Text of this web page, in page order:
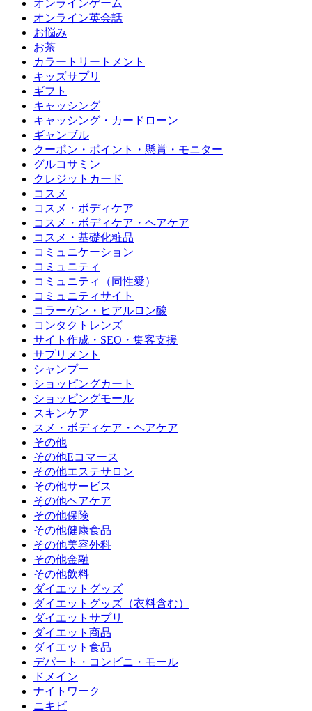
オンラインゲーム
オンライン英会話
お悩み
お茶
カラートリートメント
キッズサプリ
ギフト
キャッシング
キャッシング・カードローン
ギャンブル
クーポン・ポイント・懸賞・モニター
グルコサミン
クレジットカード
コスメ
コスメ・ボディケア
コスメ・ボディケア・ヘアケア
コスメ・基礎化粧品
コミュニケーション
コミュニティ
コミュニティ（同性愛）
コミュニティサイト
コラーゲン・ヒアルロン酸
コンタクトレンズ
サイト作成・SEO・集客支援
サプリメント
シャンプー
ショッピングカート
ショッピングモール
スキンケア
スメ・ボディケア・ヘアケア
その他
その他Eコマース
その他エステサロン
その他サービス
その他ヘアケア
その他保険
その他健康食品
その他美容外科
その他金融
その他飲料
ダイエットグッズ
ダイエットグッズ（衣料含む）
ダイエットサプリ
ダイエット商品
ダイエット食品
デパート・コンビニ・モール
ドメイン
ナイトワーク
ニキビ